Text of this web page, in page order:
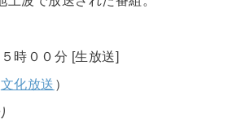
時００分 [生放送]
文化放送 ）